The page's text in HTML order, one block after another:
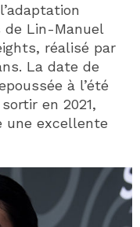
de Lin-Manuel
réalisé par
La date de
à l’été
en 2021,
une excellente